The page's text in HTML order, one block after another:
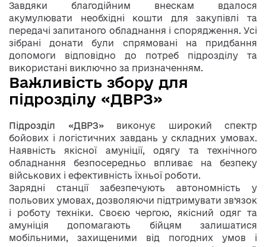
Завдяки благодійним внескам вдалося
акумулювати необхідні кошти для закупівлі та
передачі запитаного обладнання і спорядження. Усі
зібрані донати були спрямовані на придбання
допомоги відповідно до потреб підрозділу та
використані виключно за призначенням.
Важливість збору для
підрозділу «ДВРЗ»
Підрозділ «ДВРЗ»виконує широкий спектр
бойових і логістичних завдань у складних умовах.
Наявність якісної амуніції, одягу та технічного
обладнання безпосередньо впливає на безпеку
військових і ефективність їхньої роботи.
Зарядні станції забезпечують автономність у
польових умовах, дозволяючи підтримувати зв’язок
і роботу техніки. Своєю чергою, якісний одяг та
амуніція допомагають бійцям залишатися
мобільними, захищеними від погодних умов і